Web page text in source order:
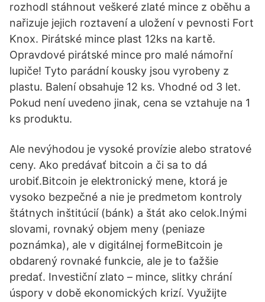
rozhodl stáhnout veškeré zlaté mince z oběhu a
nařizuje jejich roztavení a uložení v pevnosti Fort
Knox. Pirátské mince plast 12ks na kartě.
Opravdové pirátské mince pro malé námořní
lupiče! Tyto parádní kousky jsou vyrobeny z
plastu. Balení obsahuje 12 ks. Vhodné od 3 let.
Pokud není uvedeno jinak, cena se vztahuje na 1
ks produktu.
Ale nevýhodou je vysoké provízie alebo stratové
ceny. Ako predávať bitcoin a či sa to dá
urobiť.Bitcoin je elektronický mene, ktorá je
vysoko bezpečné a nie je predmetom kontroly
štátnych inštitúcií (bánk) a štát ako celok.Inými
slovami, rovnaký objem meny (peniaze
poznámka), ale v digitálnej formeBitcoin je
obdarený rovnaké funkcie, ale je to ťažšie
predať. Investiční zlato – mince, slitky chrání
úspory v době ekonomických krizí. Využijte